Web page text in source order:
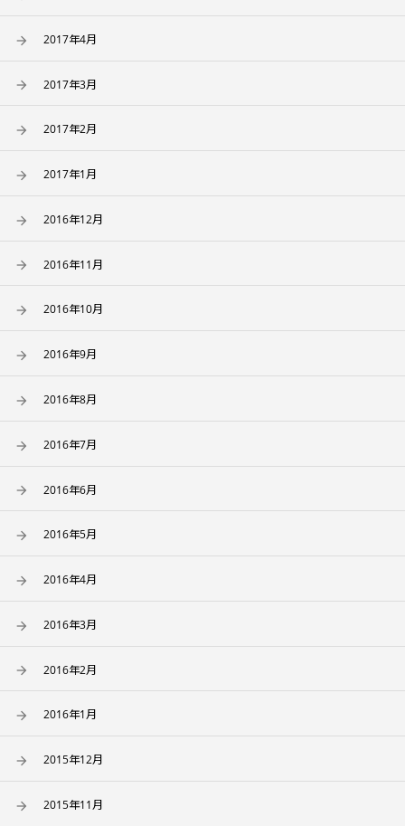
2017年4月
2017年3月
2017年2月
2017年1月
2016年12月
2016年11月
2016年10月
2016年9月
2016年8月
2016年7月
2016年6月
2016年5月
2016年4月
2016年3月
2016年2月
2016年1月
2015年12月
2015年11月